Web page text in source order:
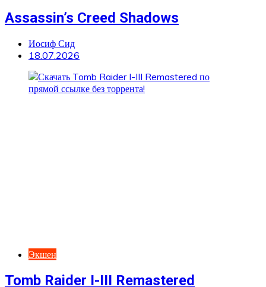
Assassin’s Creed Shadows
Иосиф Сид
18.07.2026
Экшен
Tomb Raider I-III Remastered